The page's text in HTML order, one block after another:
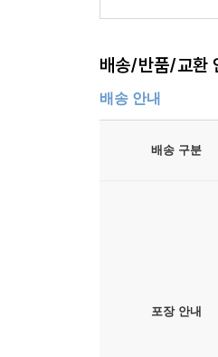
배송/반품/교환
배송 안내
배송 구분
포장 안내